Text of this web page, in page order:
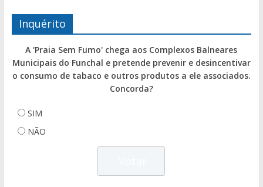
Inquérito
A 'Praia Sem Fumo' chega aos Complexos Balneares
Municipais do Funchal e pretende prevenir e desincentivar
o consumo de tabaco e outros produtos a ele associados.
Concorda?
SIM
NÃO